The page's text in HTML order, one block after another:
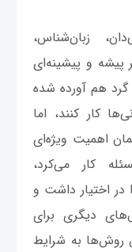
زبان‌شناس،
پیشه و پیشینه‌ای
گرد هم آورده شده
کار کنند، اما
اهمیت ویژه‌ای
کار می‌کرد،
در اختیار داشت و
دیگری برای
روش‌ها به شرایط